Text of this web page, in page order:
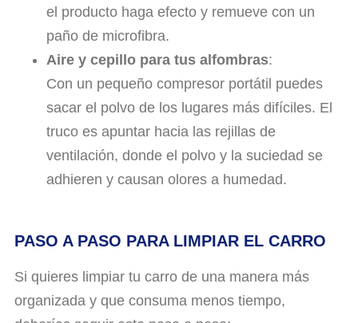
el producto haga efecto y remueve con un
paño de microfibra.
Aire y cepillo para tus alfombras:
Con un pequeño compresor portátil puedes
sacar el polvo de los lugares más difíciles. El
truco es apuntar hacia las rejillas de
ventilación, donde el polvo y la suciedad se
adhieren y causan olores a humedad.
PASO A PASO PARA LIMPIAR EL CARRO
Si quieres limpiar tu carro de una manera más
organizada y que consuma menos tiempo,